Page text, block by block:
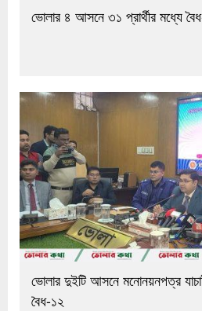
ভোলার ৪ আসনে ৩১ প্রার্থীর মধ্যে
ভোলার দুইটি আসনে মনোনয়নপত্র
বৈধ-১২